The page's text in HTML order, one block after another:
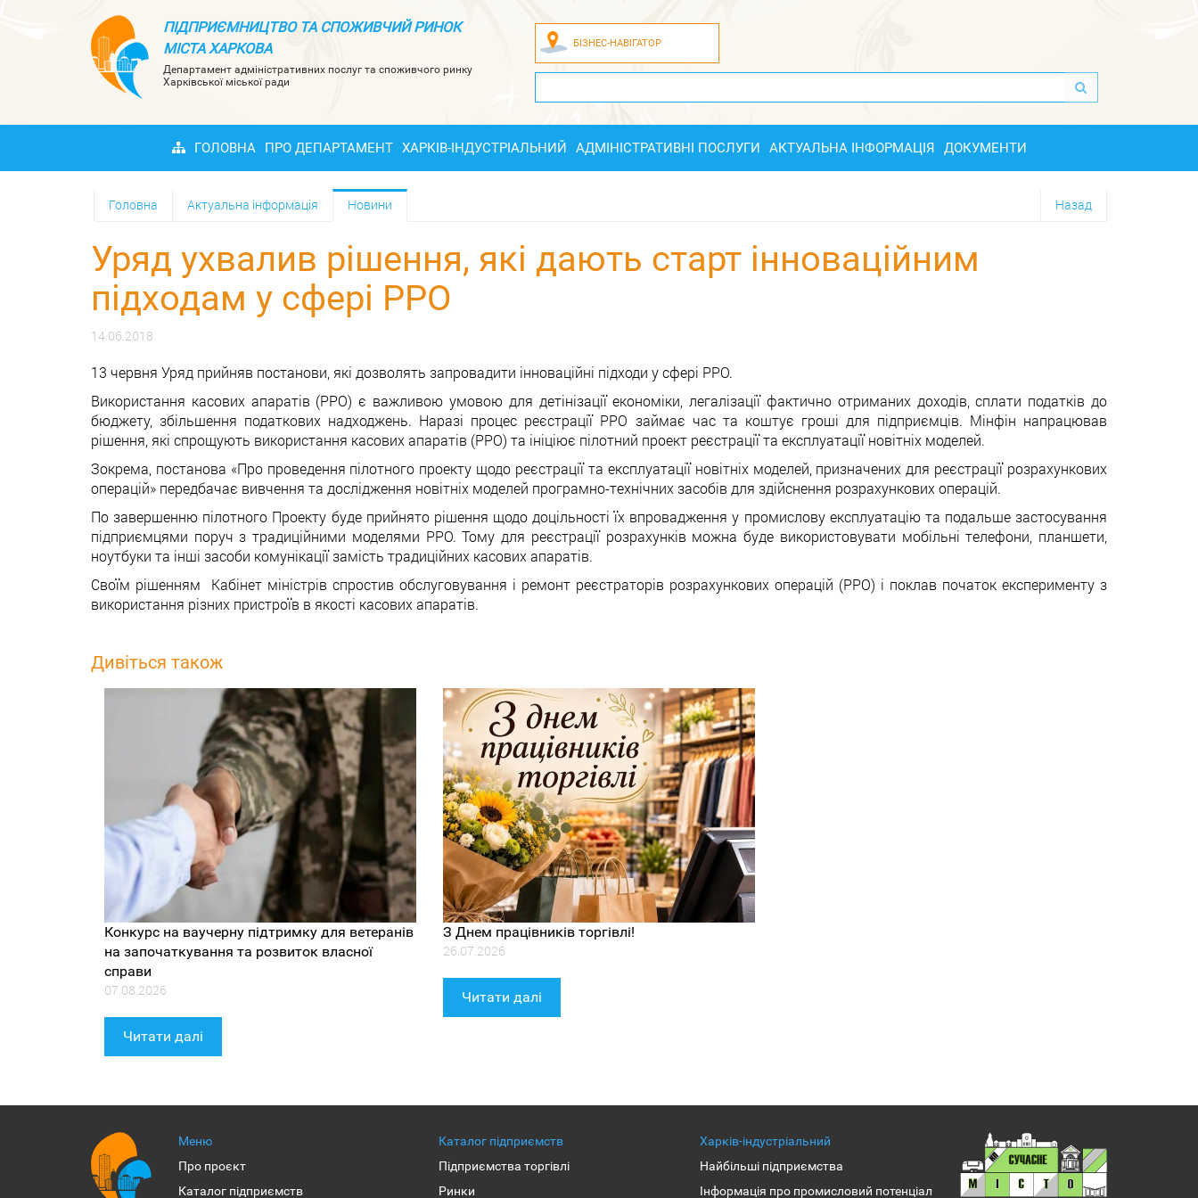
ПІДПРИЄМНИЦТВО ТА СПОЖИВЧИЙ РИНОК
МІСТА ХАРКОВА
Департамент адміністративних послуг та споживчого ринку
Харківської міської ради
БІЗНЕС-НАВІГАТОР
ГОЛОВНА ПРО ДЕПАРТАМЕНТ ХАРКІВ-ІНДУСТРІАЛЬНИЙ АДМІНІСТРАТИВНІ ПОСЛУГИ АКТУАЛЬНА ІНФОРМАЦІЯ ДОКУМЕНТИ
Назад
Головна Актуальна інформація Новини
Уряд ухвалив рішення, які дають старт інноваційним
підходам у сфері РРО
14.06.2018
13 червня Уряд прийняв постанови, які дозволять запровадити інноваційні підходи у сфері РРО.
Використання касових апаратів (РРО) є важливою умовою для детінізації економіки, легалізації фактично отриманих доходів, сплати податків до
бюджету, збільшення податкових надходжень. Наразі процес реєстрації РРО займає час та коштує гроші для підприємців. Мінфін напрацював
рішення, які спрощують використання касових апаратів (РРО) та ініціює пілотний проект реєстрації та експлуатації новітніх моделей.
Зокрема, постанова «Про проведення пілотного проекту щодо реєстрації та експлуатації новітніх моделей, призначених для реєстрації розрахункових
операцій» передбачає вивчення та дослідження новітніх моделей програмно-технічних засобів для здійснення розрахункових операцій.
По завершенню пілотного Проекту буде прийнято рішення щодо доцільності їх впровадження у промислову експлуатацію та подальше застосування
підприємцями поруч з традиційними моделями РРО. Тому для реєстрації розрахунків можна буде використовувати мобільні телефони, планшети,
ноутбуки та інші засоби комунікації замість традиційних касових апаратів.
Своїм рішенням Кабінет міністрів спростив обслуговування і ремонт реєстраторів розрахункових операцій (РРО) і поклав початок експерименту з
використання різних пристроїв в якості касових апаратів.
Дивіться також
Конкурс на ваучерну підтримку для ветеранів
на започаткування та розвиток власної
справи
07.08.2026
Читати далі
З Днем працівників торгівлі!
26.07.2026
Читати далі
Меню
Про проєкт
Каталог підприємств
Каталог підприємств
Підприємства торгівлі
Ринки
Харків-індустріальний
Найбільші підприємства
Інформація про промисловий потенціал